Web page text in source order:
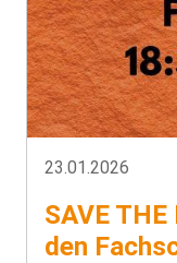
23.01.2026
SAVE
den